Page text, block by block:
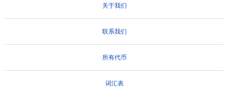
关于我们
联系我们
所有代币
词汇表